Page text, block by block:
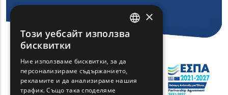
ENGLISH
FRENCH
×
Този уебсайт използва
бисквитки
Ние използваме бисквитки, за да
персонализираме съдържанието,
рекламите и да анализираме нашия
трафик. Също така споделяме